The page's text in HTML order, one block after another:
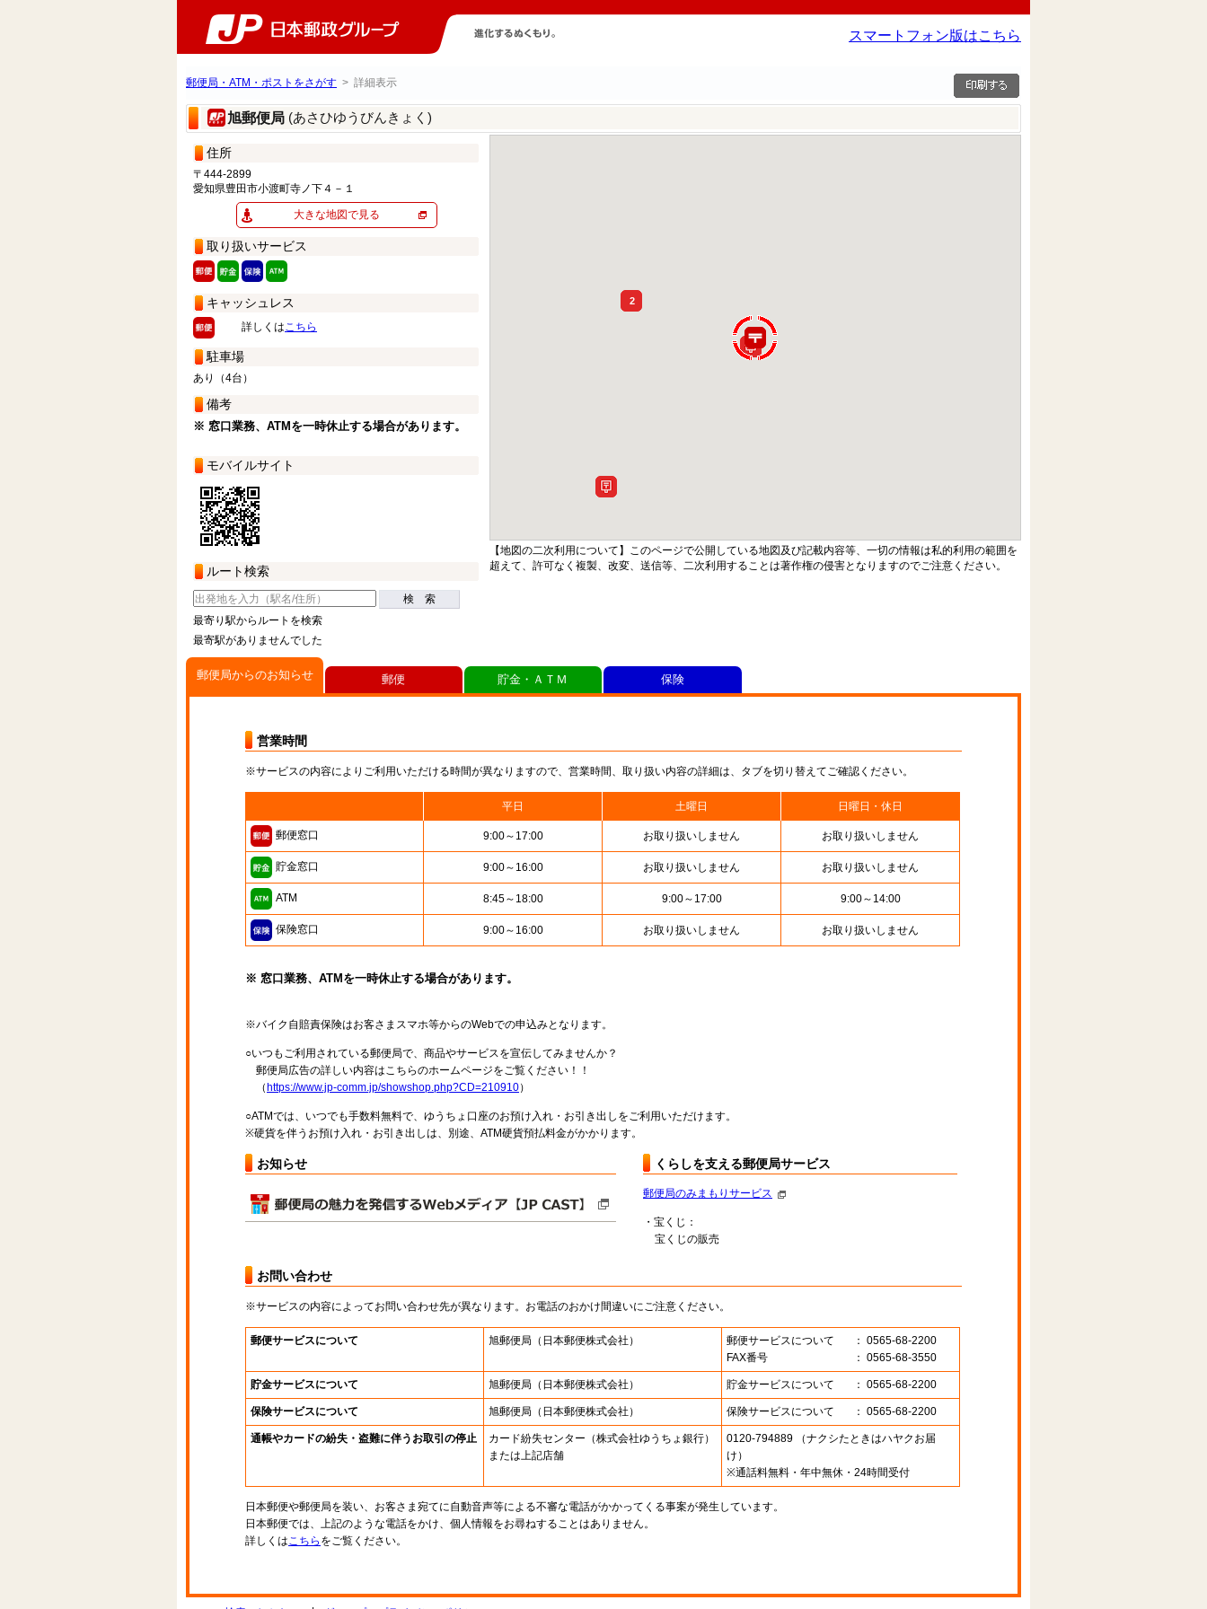
スマートフォン版はこちら
郵便局・ATM・ポストをさがす > 詳細表示
旭郵便局 (あさひゆうびんきょく)
住所
〒444-2899
愛知県豊田市小渡町寺ノ下４－１
大きな地図で見る
取り扱いサービス
キャッシュレス
詳しくはこちら
駐車場
あり（4台）
備考
※ 窓口業務、ATMを一時休止する場合があります。
モバイルサイト
ルート検索
検 索
最寄り駅からルートを検索
最寄駅がありませんでした
2
【地図の二次利用について】このページで公開している地図及び記載内容等、一切の情報は私的利用の範囲を
超えて、許可なく複製、改変、送信等、二次利用することは著作権の侵害となりますのでご注意ください。
郵便局からのお知らせ
営業時間
※サービスの内容によりご利用いただける時間が異なりますので、営業時間、取り扱い内容の詳細は、タブを切り替えてご確認ください。
平日 土曜日 日曜日・休日
郵便窓口 9:00～17:00 お取り扱いしません お取り扱いしません
貯金窓口 9:00～16:00 お取り扱いしません お取り扱いしません
ATM 8:45～18:00 9:00～17:00 9:00～14:00
保険窓口 9:00～16:00 お取り扱いしません お取り扱いしません
※ 窓口業務、ATMを一時休止する場合があります。
※バイク自賠責保険はお客さまスマホ等からのWebでの申込みとなります。
○いつもご利用されている郵便局で、商品やサービスを宣伝してみませんか？
郵便局広告の詳しい内容はこちらのホームページをご覧ください！！
（ https://www.jp-comm.jp/showshop.php?CD=210910）
○ATMでは、いつでも手数料無料で、ゆうちょ口座のお預け入れ・お引き出しをご利用いただけます。
※硬貨を伴うお預け入れ・お引き出しは、別途、ATM硬貨預払料金がかかります。
お知らせ くらしを支える郵便局サービス
郵便局のみまもりサービス
・宝くじ：
宝くじの販売
お問い合わせ
※サービスの内容によってお問い合わせ先が異なります。お電話のおかけ間違いにご注意ください。
郵便サービスについて 旭郵便局 （日本郵便株式会社） 郵便サービスについて
： 0565-68-2200
FAX番号
： 0565-68-3550
貯金サービスについて 旭郵便局 （日本郵便株式会社） 貯金サービスについて ： 0565-68-2200
保険サービスについて 旭郵便局 （日本郵便株式会社） 保険サービスについて ： 0565-68-2200
通帳やカードの紛失・盗難に伴うお取引の停止 カード紛失センター （株式会社ゆうちょ銀行）
または上記店舗
0120-794889 （ナクシたときはハヤクお届
け）
※通話料無料・年中無休・24時間受付
日本郵便や郵便局を装い、お客さま宛てに自動音声等による不審な電話がかかってくる事案が発生しています。
日本郵便では、上記のような電話をかけ、個人情報をお尋ねすることはありません。
詳しくはこちら をご覧ください。
郵便 貯金・ＡＴＭ 保険